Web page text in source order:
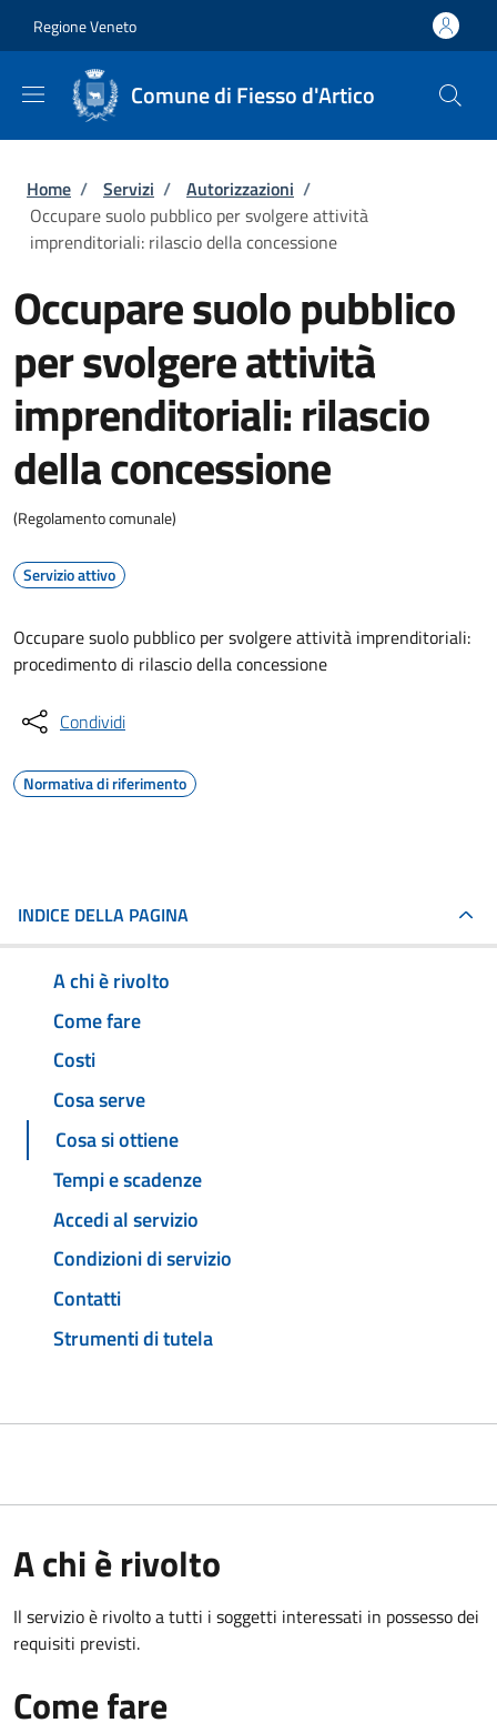
Regione Veneto
Comune di Fiesso d'Artico
Briciole di pane
Home / Servizi / Autorizzazioni /
Occupare suolo pubblico per svolgere attività
imprenditoriali: rilascio della concessione
Occupare suolo pubblico
per svolgere attività
imprenditoriali: rilascio
della concessione
(Regolamento comunale)
Servizio attivo
Occupare suolo pubblico per svolgere attività imprenditoriali:
procedimento di rilascio della concessione
Condividi
Normativa di riferimento
INDICE DELLA PAGINA
A chi è rivolto
Come fare
Costi
Cosa serve
Cosa si ottiene
Tempi e scadenze
Accedi al servizio
Condizioni di servizio
Contatti
Strumenti di tutela
A chi è rivolto
Il servizio è rivolto a tutti i soggetti interessati in possesso dei
requisiti previsti.
Come fare